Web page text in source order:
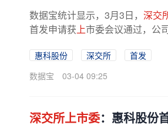
数据宝统计显示，3月3日， 深交
首发申请获上市委会议通过，公
惠科股份 深交所
首发
数据宝
03-04 09:25
深交所上市委：惠科股份